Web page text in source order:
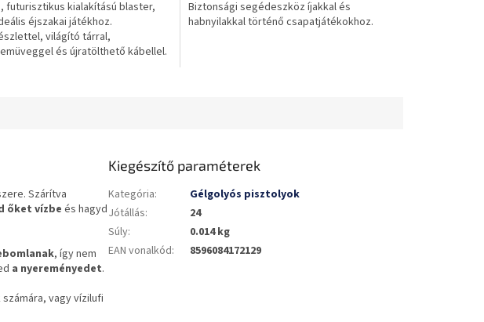
futurisztikus kialakítású blaster,
éjszakai játékhoz.
világító tárral,
és újratölthető kábellel.
Biztonsági segédeszköz íjakkal és
habnyilakkal történő csapatjátékokhoz.
Szárítva
őket vízbe és hagyd
, így nem
a nyereményedet.
vagy vízilufi
Kiegészítő paraméterek
Kategória:
Gélgolyós pisztolyok
Jótállás:
24
Súly:
0.014 kg
EAN vonalkód: 8596084172129